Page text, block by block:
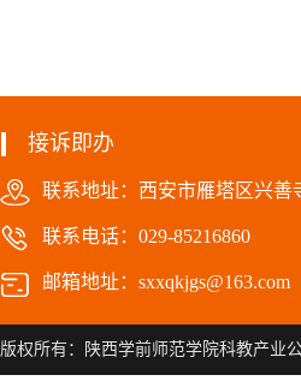
接诉即办
联系地址：西安市雁塔区兴善
联系电话：029-85216860
邮箱地址：sxxqkjgs@163.com
版权所有：陕西学前师范学院科教产业